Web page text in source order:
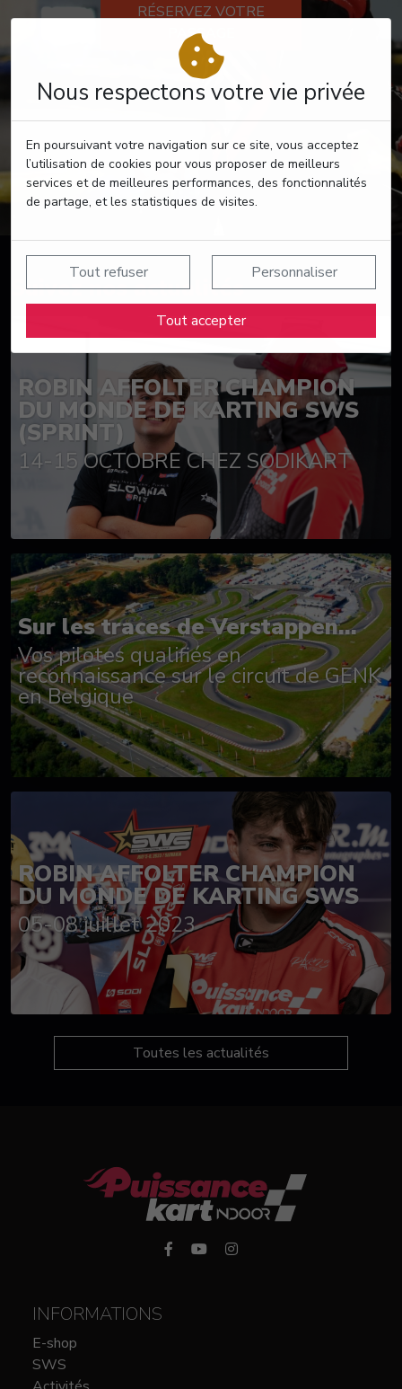
Nous respectons votre vie privée
En poursuivant votre navigation sur ce site, vous acceptez
l’utilisation de cookies pour vous proposer de meilleurs
services et de meilleures performances, des fonctionnalités
de partage, et les statistiques de visites.
Tout refuser Personnaliser
Tout accepter
RÉSERVEZ VOTRE
PASSAGE
Suivez nos actualités
ROBIN AFFOLTER CHAMPION
DU MONDE DE KARTING SWS
(SPRINT)
14-15 OCTOBRE CHEZ SODIKART
Sur les traces de Verstappen...
Vos pilotes qualifiés en
reconnaissance sur le circuit de GENK
en Belgique
ROBIN AFFOLTER CHAMPION
DU MONDE DE KARTING SWS
05-08 juillet 2023
Toutes les actualités
INFORMATIONS
E-shop
SWS